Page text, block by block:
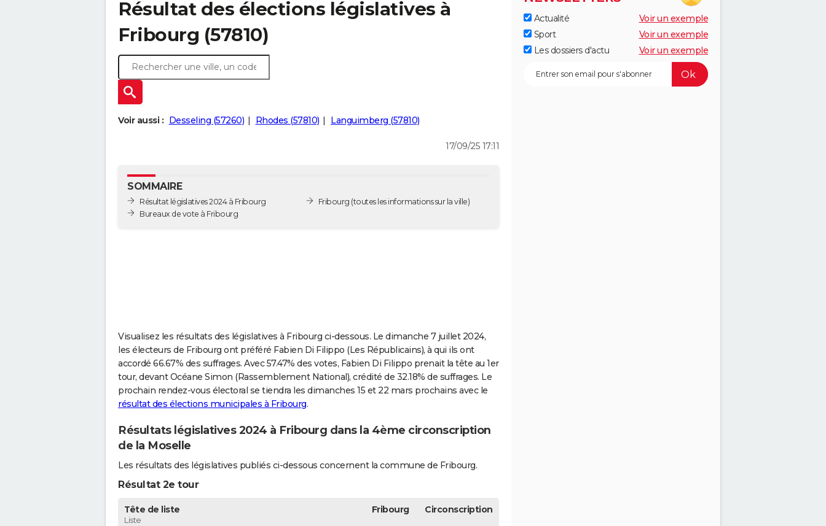
Résultat des élections législatives à
Fribourg (57810)
Voir aussi : Desseling (57260) Rhodes (57810) Languimberg (57810)
17/09/25 17:11
SOMMAIRE
Résultat législatives 2024 à Fribourg
Bureaux de vote à Fribourg
Fribourg (toutes les informations sur la ville)
Visualisez les résultats des législatives à Fribourg ci-dessous. Le dimanche 7 juillet 2024,
les électeurs de Fribourg ont préféré Fabien Di Filippo (Les Républicains), à qui ils ont
accordé 66.67% des suffrages. Avec 57.47% des votes, Fabien Di Filippo prenait la tête au 1er
tour, devant Océane Simon (Rassemblement National), crédité de 32.18% de suffrages. Le
prochain rendez-vous électoral se tiendra les dimanches 15 et 22 mars prochains avec le
résultat des élections municipales à Fribourg.
Résultats législatives 2024 à Fribourg dans la 4ème circonscription
de la Moselle
Les résultats des législatives publiés ci-dessous concernent la commune de Fribourg.
Résultat 2e tour
Tête de liste
Liste
Fribourg Circonscription
Actualité
Voir un exemple
Sport
Voir un exemple
Les dossiers d'actu
Voir un exemple